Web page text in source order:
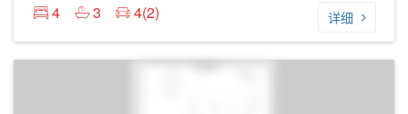
4
3 4(2) 详细